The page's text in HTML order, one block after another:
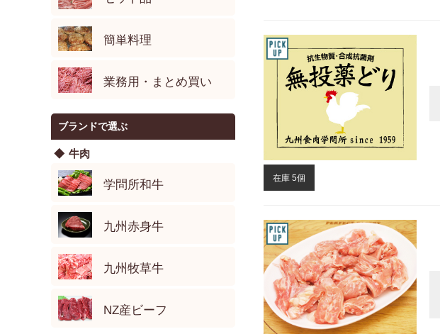
在庫 5個
簡単料理
業務用・まとめ買い
ブランドで選ぶ
牛肉
学問所和牛
九州赤身牛
九州牧草牛
NZ産ビーフ